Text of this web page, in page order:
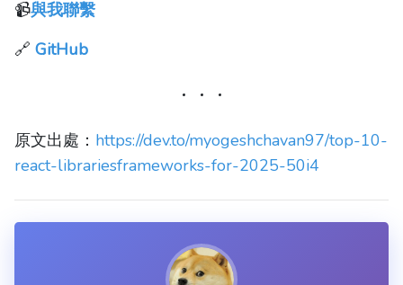
📹與我聯繫
🔗 GitHub
原文出處： https://dev.to/myogeshchavan97/top-10-
react-librariesframeworks-for-2025-50i4